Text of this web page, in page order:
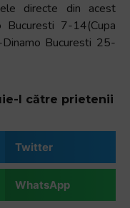
directe din acest
Bucuresti 7-14(Cupa
Dinamo Bucuresti 25-
l către prietenii
Twitter
WhatsApp